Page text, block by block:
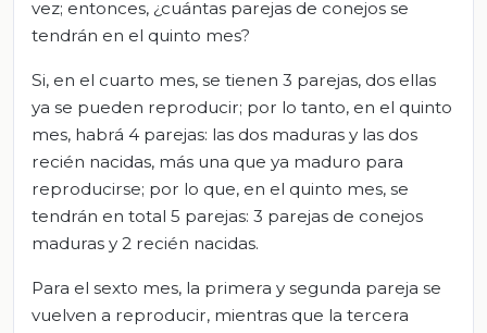
vez; entonces, ¿cuántas parejas de conejos se
tendrán en el quinto mes?
Si, en el cuarto mes, se tienen 3 parejas, dos ellas
ya se pueden reproducir; por lo tanto, en el quinto
mes, habrá 4 parejas: las dos maduras y las dos
recién nacidas, más una que ya maduro para
reproducirse; por lo que, en el quinto mes, se
tendrán en total 5 parejas: 3 parejas de conejos
maduras y 2 recién nacidas.
Para el sexto mes, la primera y segunda pareja se
vuelven a reproducir, mientras que la tercera